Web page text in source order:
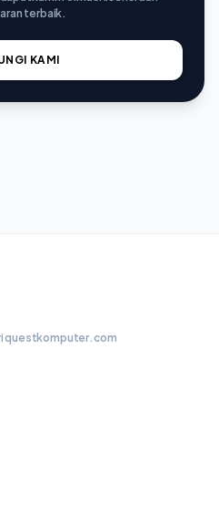
terbaik.
KAMI
questkomputer.com